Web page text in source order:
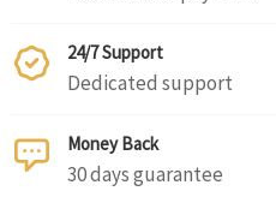
24/7 Support
Dedicated support
Money Back
30 days guarantee